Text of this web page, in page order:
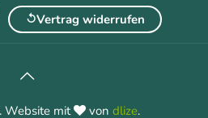
Vertrag widerrufen
Website mit von dlize.